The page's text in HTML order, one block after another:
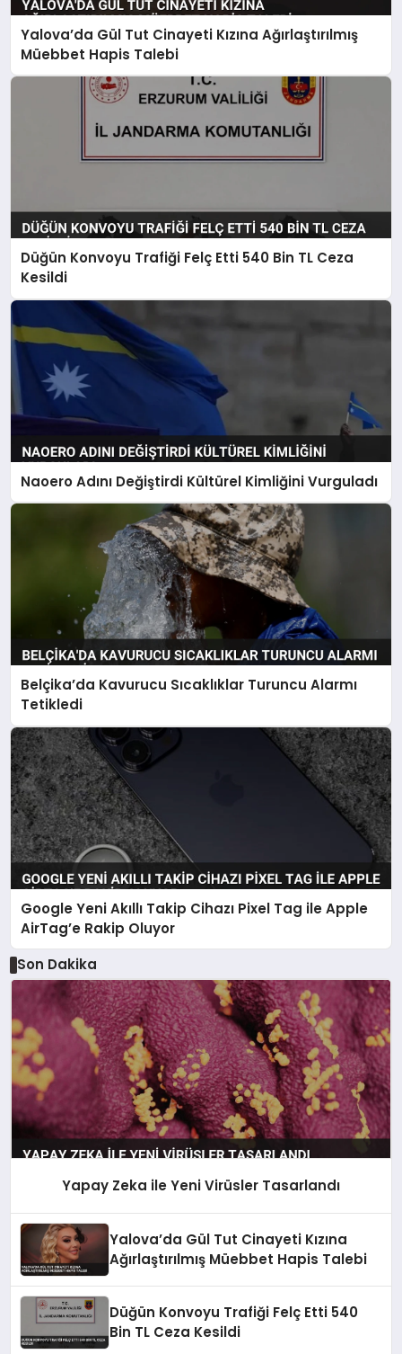
Yalova’da Gül Tut Cinayeti Kızına Ağırlaştırılmış
Müebbet Hapis Talebi
Düğün Konvoyu Trafiği Felç Etti 540 Bin TL Ceza
Kesildi
Naoero Adını Değiştirdi Kültürel Kimliğini Vurguladı
Belçika’da Kavurucu Sıcaklıklar Turuncu Alarmı
Tetikledi
Google Yeni Akıllı Takip Cihazı Pixel Tag ile Apple
AirTag’e Rakip Oluyor
Son Dakika
Yapay Zeka ile Yeni Virüsler Tasarlandı
Yalova’da Gül Tut Cinayeti Kızına
Ağırlaştırılmış Müebbet Hapis Talebi
Düğün Konvoyu Trafiği Felç Etti 540
Bin TL Ceza Kesildi